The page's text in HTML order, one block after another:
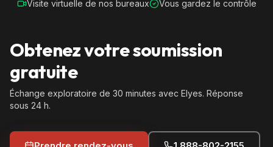
Visite virtuelle de nos bureaux
Vous gardez le contrôle
Obtenez votre soumission
gratuite
Échange exploratoire de 30 minutes avec Elyes. Réponse
sous 24 h.